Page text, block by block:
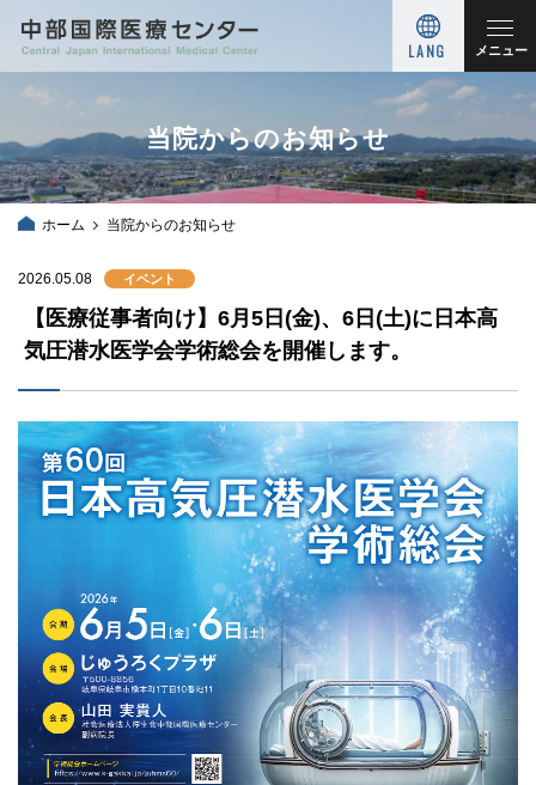
LANG メニュー
当院からのお知らせ
ホーム 当院からのお知らせ
2026.05.08 イベント
【医療従事者向け】6月5日(金)、6日(土)に日本高
気圧潜水医学会学術総会を開催します。